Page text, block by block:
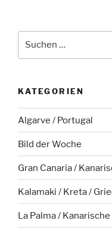
KATEGORIEN
Algarve / Portugal
Bild der Woche
Gran Canaria /
Kalamaki / Kreta /
La Palma /